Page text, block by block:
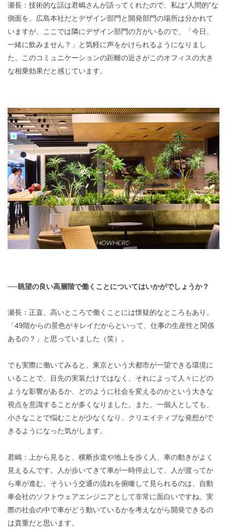
瀬長：技術的な話は君嶋さんが語ってくれたので、私は“人間的”な
側面を。広島本社だとデザイン部門と開発部門の場所は分かれて
いますが、ここでは隣にデザイン部門の方がいるので、「今日、
一緒に飲みません？」と気軽に声をかけられるようになりまし
た。このコミュニケーションの距離の近さがこのオフィスの大き
な相乗効果だと感じています。
──眺望の良い高層階で働くことについてはいかがでしょうか？
瀬長：正直、高いところで働くことには懐疑的なところもあり、
「49階からの景色がキレイだからといって、仕事の生産性と関係
あるの？」と思っていました（笑）。
でも実際に働いてみると、東京という大都市が一望できる環境に
いることで、目先の実装だけではなく、それによって人々にどの
ような影響があるか、どのように社会を変えるのかという大きな
視点を意識することが多くなりました。また、一個人としても、
小さなことで悩むことが少なくなり、クリエイティブな発想がで
きるようになった気がします。
君嶋：上から見ると、横断歩道や地上を歩く人、車の動きがよく
見えるんです。人が歩いてきて車が一時停止して、人が渡ってか
ら車が進む。そういう交通の流れを俯瞰して見られるのは、自動
車会社のソフトウェアエンジニアとして非常に面白いですね。実
際の社会の中で車がどう動いているかを考えながら開発できるの
は貴重だと思います。